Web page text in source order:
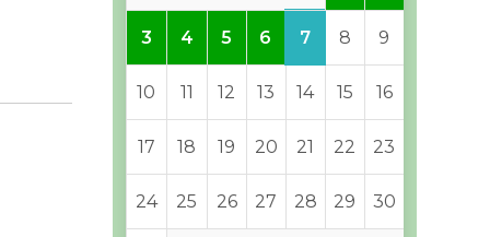
3 4 5 6 7 8 9
10 11 12 13 14 15 16
17 18 19 20 21 22 23
24 25 26 27 28 29 30